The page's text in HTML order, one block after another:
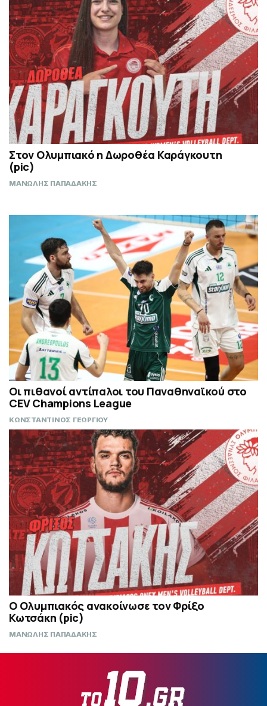
Στον Ολυμπιακό η Δωροθέα Καράγκουτη
(pic)
ΜΑΝΩΛΗΣ ΠΑΠΑΔΑΚΗΣ
Οι πιθανοί αντίπαλοι του Παναθηναϊκού στο
CEV Champions League
ΚΩΝΣΤΑΝΤΙΝΟΣ ΓΕΩΡΓΙΟΥ
Ο Ολυμπιακός ανακοίνωσε τον Φρίξο
Κωτσάκη (pic)
ΜΑΝΩΛΗΣ ΠΑΠΑΔΑΚΗΣ